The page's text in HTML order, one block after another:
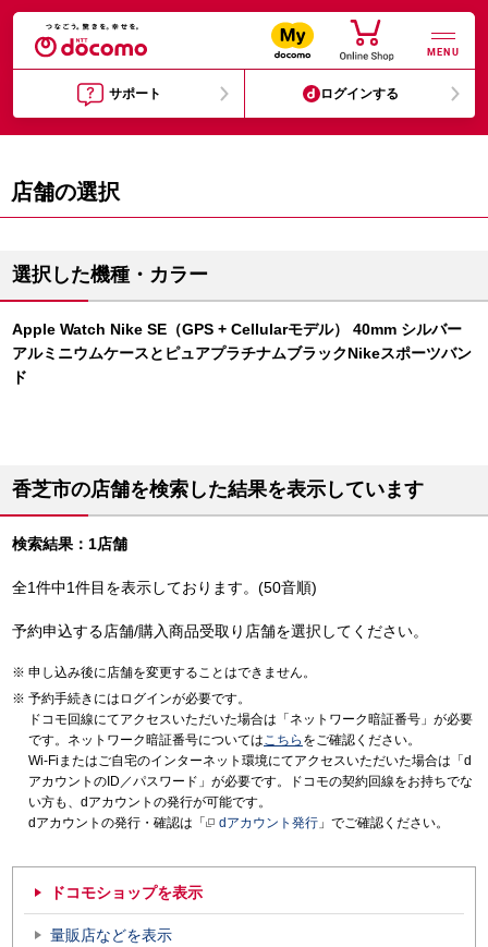
MENU
サポート ログインする
店舗の選択
選択した機種・カラー
Apple Watch Nike SE（GPS + Cellularモデル） 40mm シルバー
アルミニウムケースとピュアプラチナムブラックNikeスポーツバン
ド
香芝市の店舗を検索した結果を表示しています
検索結果：1店舗
全1件中1件目を表示しております。(50音順)
予約申込する店舗/購入商品受取り店舗を選択してください。
申し込み後に店舗を変更することはできません。
予約手続きにはログインが必要です。
ドコモ回線にてアクセスいただいた場合は「ネットワーク暗証番号」が必要
です。ネットワーク暗証番号についてはこちら をご確認ください。
Wi-Fiまたはご自宅のインターネット環境にてアクセスいただいた場合は「d
アカウントのID／パスワード」が必要です。ドコモの契約回線をお持ちでな
い方も、dアカウントの発行が可能です。
dアカウントの発行・確認は「
dアカウント発行 」でご確認ください。
ドコモショップを表示
量販店などを表示